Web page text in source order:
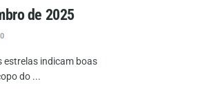
de 2025
0
estrelas indicam boas
do ...